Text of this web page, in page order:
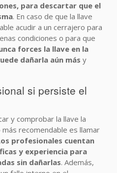
para descartar que el
. En caso de que la llave
acudir a un cerrajero para
condiciones o para que
forces la llave en la
dañarla aún más y
si persiste el
y comprobar la llave la
recomendable es llamar
profesionales cuentan
y experiencia para
sin dañarlas. Además,